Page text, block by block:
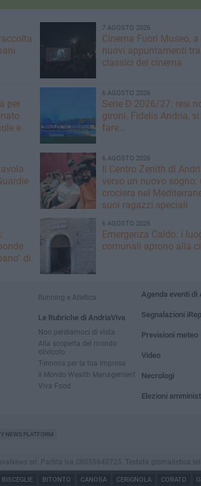
7 AGOSTO 2026
Cinema Fuori Museo, a
nuovi appuntamenti
classici del cinema
per
e
6 AGOSTO 2026
Serie D 2026/27: resi
gironi. Fidelis Andria,
fare...
6 AGOSTO 2026
Il Centro Zenith di
verso un nuovo sogno:
crociera nel
suoi ragazzi speciali
di
6 AGOSTO 2026
Emergenza Caldo: i
comunali aprono alla
Running e Atletica
Le Rubriche di AndriaViva
Non perdiamoci di vista
Alla scoperta del mondo
olivicolo
T-innova per la tua impresa
Il Mondo Wealth Management
Viva Food
Agenda eventi di
Segnalazioni
Previsioni meteo
Video
Necrologi
Elezioni
NEWS PLATFORM
srl. Partita iva 08059640725. Testata giornalistica
BISCEGLIE BITONTO CANOSA CERIGNOLA CORATO